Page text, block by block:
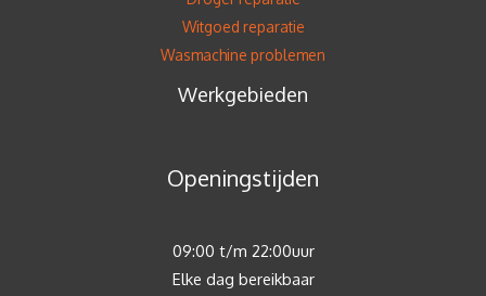
Witgoed reparatie
Wasmachine problemen
Werkgebieden
Openingstijden
09:00 t/m 22:00uur
Elke dag bereikbaar